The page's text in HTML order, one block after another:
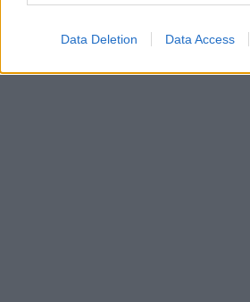
Data Deletion Data Access